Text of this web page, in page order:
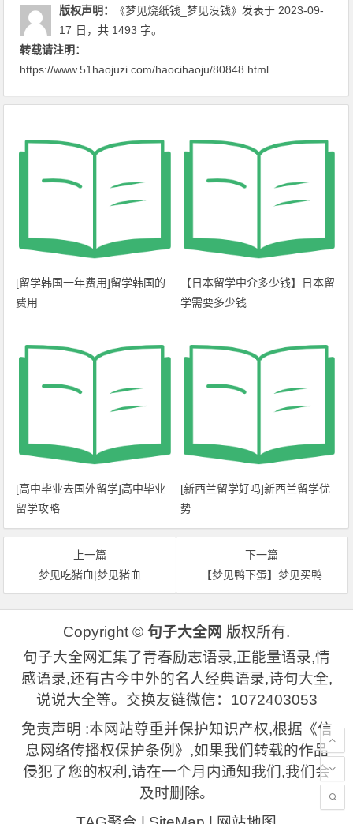
版权声明： 《梦见烧纸钱_梦见没钱》 发表于 2023-09-
17 日 ，共 1493 字。
转载请注明：
https://www.51haojuzi.com/haocihaoju/80848.html
[留学韩国一年费用]留学韩国的
费用
【日本留学中介多少钱】日本留
学需要多少钱
[高中毕业去国外留学]高中毕业
留学攻略
[新西兰留学好吗]新西兰留学优
势
上一篇
梦见吃猪血|梦见猪血
下一篇
【梦见鸭下蛋】梦见买鸭
Copyright © 句子大全网 版权所有.
句子大全网汇集了青春励志语录,正能量语录,情
感语录,还有古今中外的名人经典语录,诗句大全,
说说大全等。交换友链微信：1072403053
免责声明 :本网站尊重并保护知识产权,根据《信
息网络传播权保护条例》,如果我们转载的作品
侵犯了您的权利,请在一个月内通知我们,我们会
及时删除。